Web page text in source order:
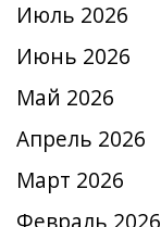
Июль 2026
Июнь 2026
Май 2026
Апрель 2026
Март 2026